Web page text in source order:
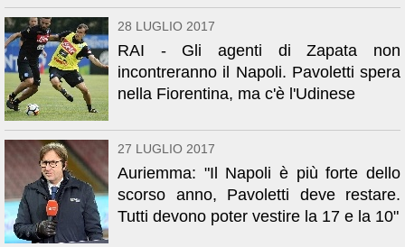
28 LUGLIO 2017
RAI - Gli agenti di Zapata non
incontreranno il Napoli. Pavoletti spera
nella Fiorentina, ma c'è l'Udinese
27 LUGLIO 2017
Auriemma: "Il Napoli è più forte dello
scorso anno, Pavoletti deve restare.
Tutti devono poter vestire la 17 e la 10"